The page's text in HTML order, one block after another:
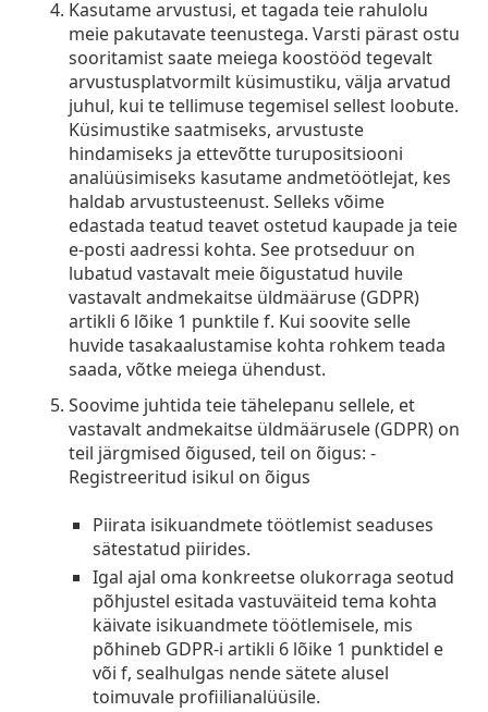
Kasutame arvustusi, et tagada teie rahulolu
meie pakutavate teenustega. Varsti pärast ostu
sooritamist saate meiega koostööd tegevalt
arvustusplatvormilt küsimustiku, välja arvatud
juhul, kui te tellimuse tegemisel sellest loobute.
Küsimustike saatmiseks, arvustuste
hindamiseks ja ettevõtte turupositsiooni
analüüsimiseks kasutame andmetöötlejat, kes
haldab arvustusteenust. Selleks võime
edastada teatud teavet ostetud kaupade ja teie
e-posti aadressi kohta. See protseduur on
lubatud vastavalt meie õigustatud huvile
vastavalt andmekaitse üldmääruse (GDPR)
artikli 6 lõike 1 punktile f. Kui soovite selle
huvide tasakaalustamise kohta rohkem teada
saada, võtke meiega ühendust.
Soovime juhtida teie tähelepanu sellele, et
vastavalt andmekaitse üldmäärusele (GDPR) on
teil järgmised õigused, teil on õigus: -
Registreeritud isikul on õigus
Piirata isikuandmete töötlemist seaduses
sätestatud piirides.
Igal ajal oma konkreetse olukorraga seotud
põhjustel esitada vastuväiteid tema kohta
käivate isikuandmete töötlemisele, mis
põhineb GDPR-i artikli 6 lõike 1 punktidel e
või f, sealhulgas nende sätete alusel
toimuvale profiilianalüüsile.